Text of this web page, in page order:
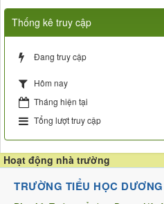
Thống kê truy cập
Đang truy cập
Hôm nay
Tháng hiện tại
Tổng lượt truy cập
Hoạt động nhà trường
TRƯỜNG TIỂU HỌC